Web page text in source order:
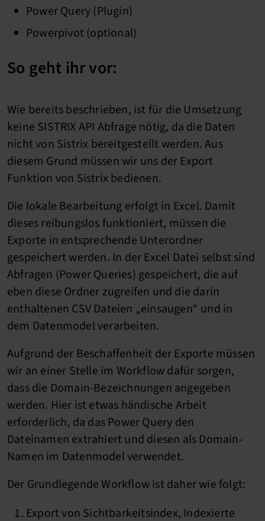
Power Query (Plugin)
Powerpivot (optional)
So geht ihr vor:
Wie bereits beschrieben, ist für die Umsetzung
keine SISTRIX API Abfrage nötig, da die Daten
nicht von Sistrix bereitgestellt werden. Aus
diesem Grund müssen wir uns der Export
Funktion von Sistrix bedienen.
Die lokale Bearbeitung erfolgt in Excel. Damit
dieses reibungslos funktioniert, müssen die
Exporte in entsprechende Unterordner
gespeichert werden. In der Excel Datei selbst sind
Abfragen (Power Queries) gespeichert, die auf
eben diese Ordner zugreifen und die darin
enthaltenen CSV Dateien „einsaugen“ und in
dem Datenmodel verarbeiten.
Aufgrund der Beschaffenheit der Exporte müssen
wir an einer Stelle im Workflow dafür sorgen,
dass die Domain-Bezeichnungen angegeben
werden. Hier ist etwas händische Arbeit
erforderlich, da das Power Query den
Dateinamen extrahiert und diesen als Domain-
Namen im Datenmodel verwendet.
Der Grundlegende Workflow ist daher wie folgt:
Export von Sichtbarkeitsindex, Indexierte